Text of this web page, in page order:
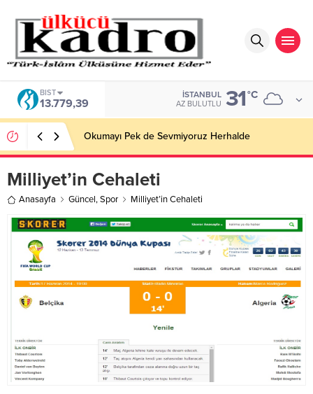
BIST
13.779,39
İSTANBUL
AZ BULUTLU 31°C
Okumayı Pek de Sevmiyoruz Herhalde
Milliyet’in Cehaleti
Anasayfa Güncel,Spor Milliyet’in Cehaleti